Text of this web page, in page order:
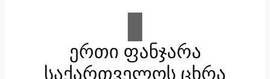
ერთი ფანჯარა